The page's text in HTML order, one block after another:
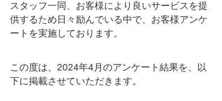
スタッフ一同、お客様により良いサービスを提
供するため日々励んでいる中で、お客様アンケ
ートを実施しております。
この度は、2024年4月のアンケート結果を、以
下に掲載させていただきます。